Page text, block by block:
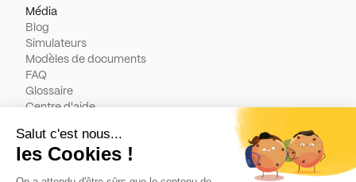
Média
Blog
Simulateurs
Modèles de documents
FAQ
Glossaire
Centre d'aide
Légal